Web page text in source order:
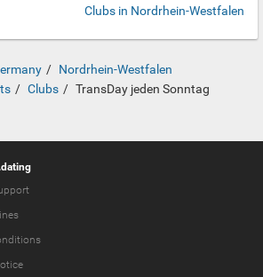
Clubs in Nordrhein-Westfalen
Nordrhein-Westfalen
Clubs TransDay jeden Sonntag